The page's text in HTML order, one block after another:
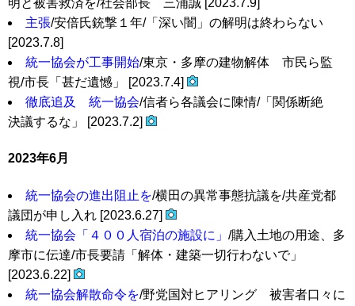
明と被害救済を/社会部長 三浦誠 [2023.7.9]
主張/安倍氏銃撃１年/「深い闇」の解明は終わらない
[2023.7.8]
統一協会が工事開始/東京・多摩の建物解体 市民ら監
視/市長「甚だ遺憾」 [2023.7.4]
徹底追及 統一協会/信者ら各議会に陳情/「関係断絶
決議するな」 [2023.7.2]
2023年6月
統一協会の進出阻止を/横田の異常事態抗議を/共産党都
議団が申し入れ [2023.6.27]
統一協会「４００人宿泊の施設に」 /購入土地の用途、多
摩市に伝達/市長要請「解体・建築一切行わないで」
[2023.6.22]
統一協会解散命令を/野党国対ヒアリング 被害者口々に